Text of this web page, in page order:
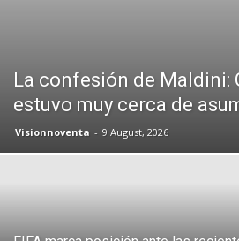
La confesión de Maldini:
estuvo muy cerca de
Visionnoventa - 9 August, 2026